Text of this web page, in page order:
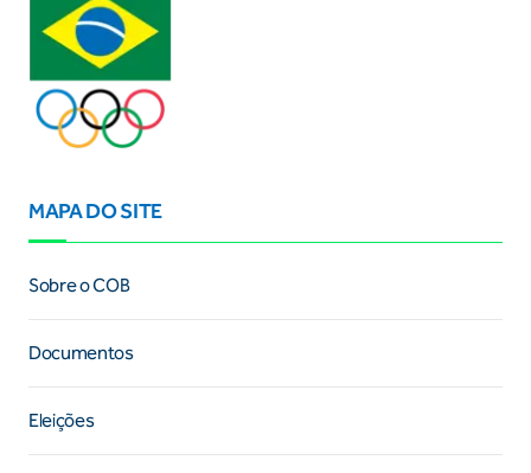
MAPA DO SITE
Sobre o COB
Documentos
Eleições